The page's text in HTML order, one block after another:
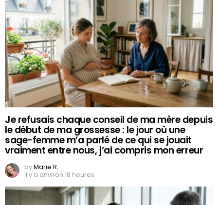
Je refusais chaque conseil de ma mère depuis
le début de ma grossesse : le jour où une
sage-femme m’a parlé de ce qui se jouait
vraiment entre nous, j’ai compris mon erreur
byMarie R.
il y a environ 18 heures